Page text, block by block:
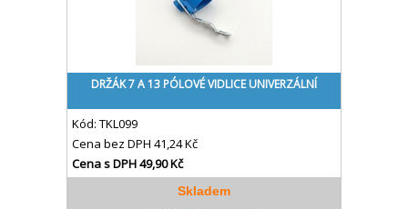
DRŽÁK 7 A 13 PÓLOVÉ VIDLICE UNIVERZÁLNÍ
Kód: TKL099
Cena bez DPH 41,24 Kč
Cena s DPH49,90 Kč
Skladem